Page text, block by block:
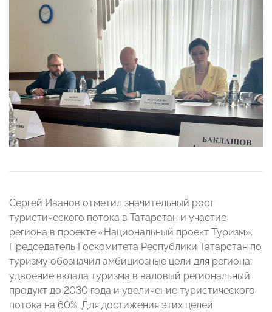
Сергей Иванов отметил значительный рост
туристического потока в Татарстан и участие
региона в проекте «Национальный проект Туризм».
Председатель Госкомитета Республики Татарстан по
туризму обозначил амбициозные цели для региона:
удвоение вклада туризма в валовый региональный
продукт до 2030 года и увеличение туристического
потока на 60%. Для достижения этих целей